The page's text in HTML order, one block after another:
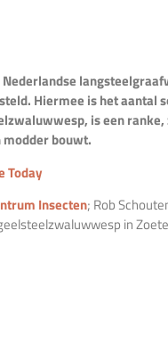
Nederlandse
Hiermee is het aantal
is een
modder bouwt.
Today
Insecten; Rob
in